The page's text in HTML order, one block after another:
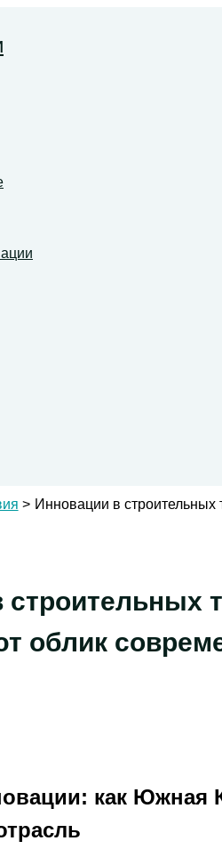
Инновации в
строительных
облик
как Южная